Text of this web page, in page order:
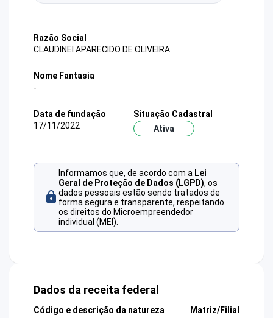
Razão Social
CLAUDINEI APARECIDO DE OLIVEIRA
Nome Fantasia
-
Data de fundação
17/11/2022
Situação Cadastral
Ativa
Informamos que, de acordo com a Lei
Geral de Proteção de Dados (LGPD), os
dados pessoais estão sendo tratados de
forma segura e transparente, respeitando
os direitos do Microempreendedor
individual (MEI).
Dados da receita federal
Código e descrição da natureza
Matriz/Filial